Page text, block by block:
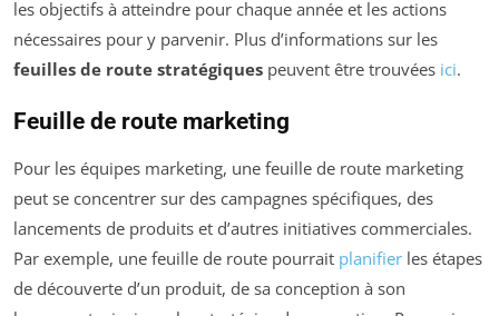
les objectifs à atteindre pour chaque année et les actions
nécessaires pour y parvenir. Plus d’informations sur les
feuilles de route stratégiques peuvent être trouvées ici.
Feuille de route marketing
Pour les équipes marketing, une feuille de route marketing
peut se concentrer sur des campagnes spécifiques, des
lancements de produits et d’autres initiatives commerciales.
Par exemple, une feuille de route pourrait planifier les étapes
de découverte d’un produit, de sa conception à son